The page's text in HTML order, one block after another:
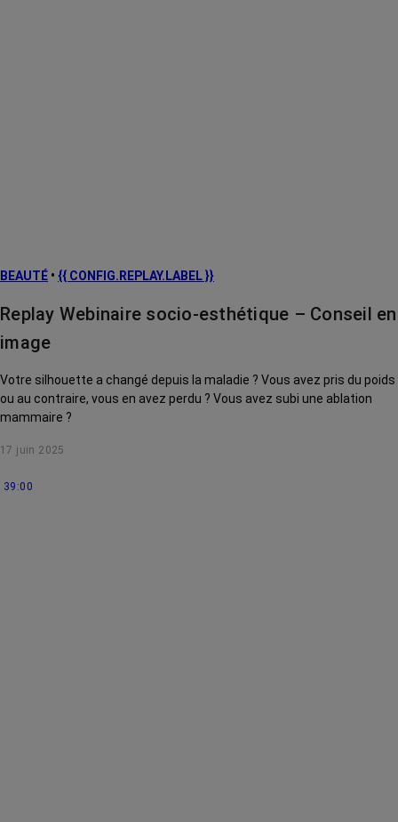
BEAUTÉ • {{ CONFIG.REPLAY.LABEL }}
Replay Webinaire socio-esthétique – Conseil en
image
Votre silhouette a changé depuis la maladie ? Vous avez pris du poids
ou au contraire, vous en avez perdu ? Vous avez subi une ablation
mammaire ?
17 juin 2025
39:00